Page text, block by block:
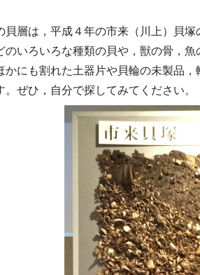
層は，平成４年の市来（川上）貝塚
のいろいろな種類の貝や，獣の骨，
かにも割れた土器片や貝輪の未製品
。ぜひ，自分で探してみてください。